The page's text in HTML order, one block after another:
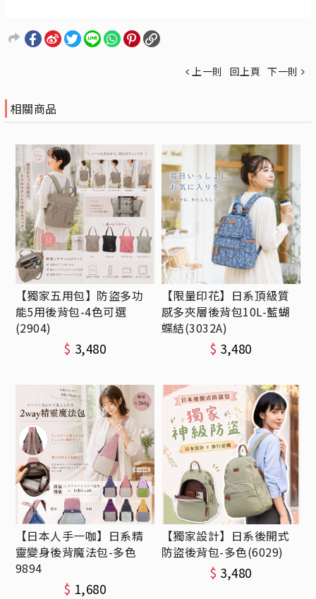
上一則 回上頁 下一則
相關商品
【獨家五用包】防盜多功
能5用後背包-4色可選
(2904)
$ 3,480
【限量印花】日系頂級質
感多夾層後背包10L-藍蝴
蝶結(3032A)
$ 3,480
【日本人手一咖】日系精
靈變身後背魔法包-多色
9894
$ 1,680
【獨家設計】日系後開式
防盜後背包-多色(6029)
$ 3,480